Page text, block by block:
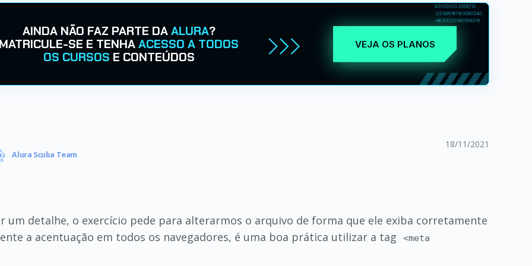
AINDA NÃO FAZ PARTE DAALURA?
SE E TENHAACESSO A TODOS
OS CURSOS E CONTEÚDOS
VEJA OS PLANOS
Alura Scuba Team
18/11/2021
um detalhe, o exercício pede para alterarmos o arquivo de forma que ele exiba corretamente
a acentuação em todos os navegadores, é uma boa prática utilizar a tag
<meta